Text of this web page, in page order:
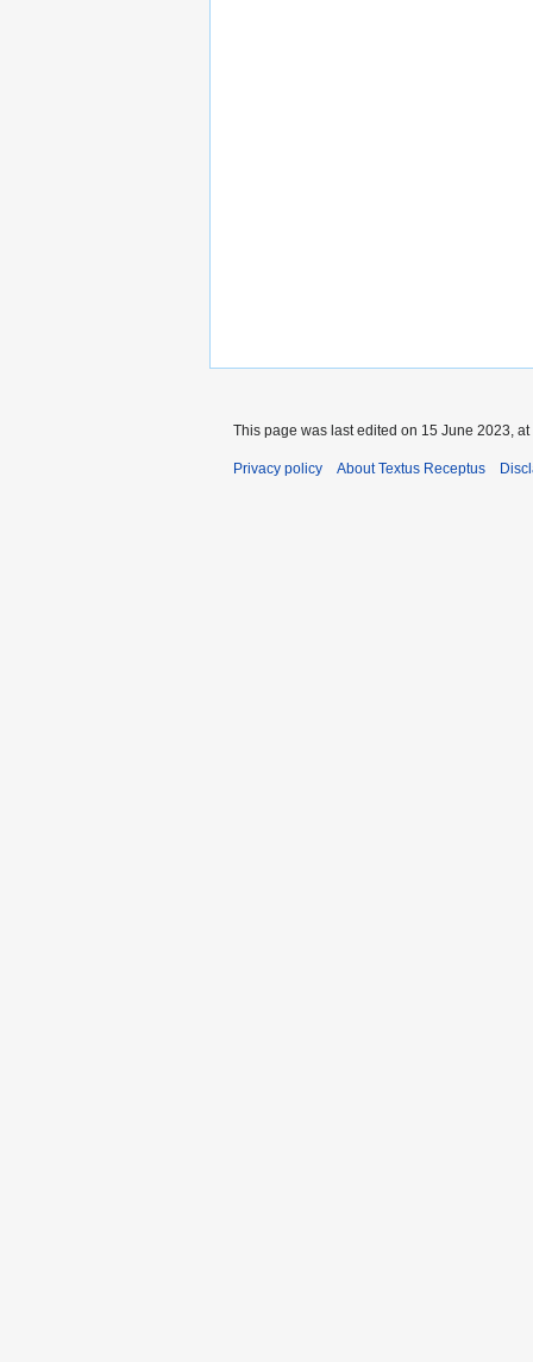
This page was last edited on 15 June 2023, at
Privacy policy About Textus Receptus